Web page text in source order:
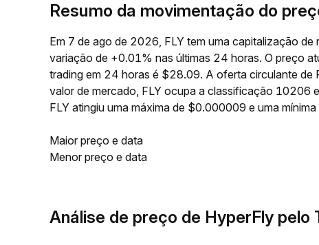
Resumo da movimentação do
Em 7 de ago de 2026, FLY tem uma capitalização
variação de +0.01% nas últimas 24 horas. O preço
trading em 24 horas é $28.09. A oferta circulante de
valor de mercado, FLY ocupa a classificação 10206
FLY atingiu uma máxima de $0.000009 e uma
Maior preço e data
Menor preço e data
Análise de preço de HyperFly pelo